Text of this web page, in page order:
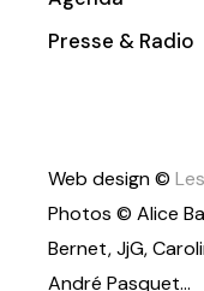
Presse & Radio
Web design ©
Photos © Alice
Bernet, JjG,
André Pasquet…